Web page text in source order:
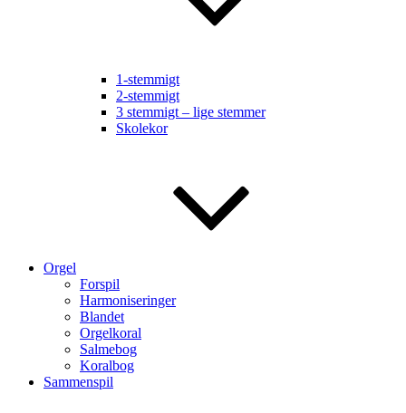
1-stemmigt
2-stemmigt
3 stemmigt – lige stemmer
Skolekor
Orgel
Forspil
Harmoniseringer
Blandet
Orgelkoral
Salmebog
Koralbog
Sammenspil